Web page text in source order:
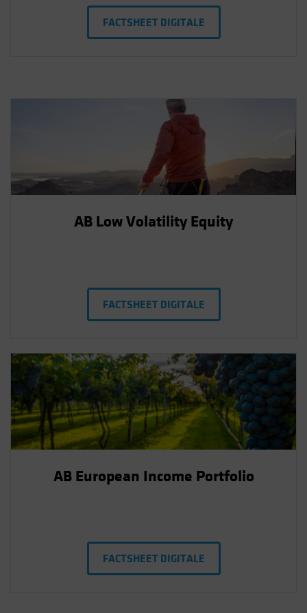
FACTSHEET DIGITALE
AB Low Volatility Equity
FACTSHEET DIGITALE
AB European Income Portfolio
FACTSHEET DIGITALE